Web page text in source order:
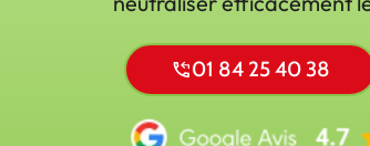
01 84 25 40 38